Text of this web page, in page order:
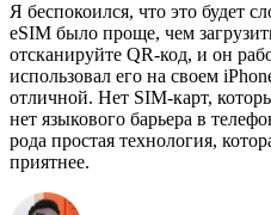
Я беспокоился, что это будет
eSIM было проще, чем
отсканируйте QR-код, и он
использовал его на своем
отличной. Нет SIM-карт,
нет языкового барьера в
рода простая технология,
приятнее.